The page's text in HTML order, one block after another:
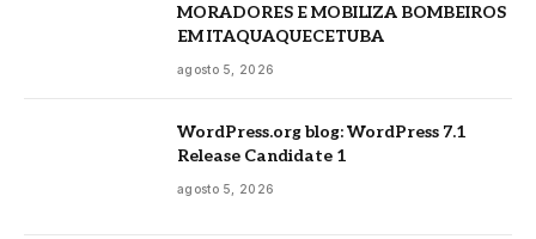
MORADORES E MOBILIZA BOMBEIROS
EM ITAQUAQUECETUBA
agosto 5, 2026
WordPress.org blog: WordPress 7.1
Release Candidate 1
agosto 5, 2026